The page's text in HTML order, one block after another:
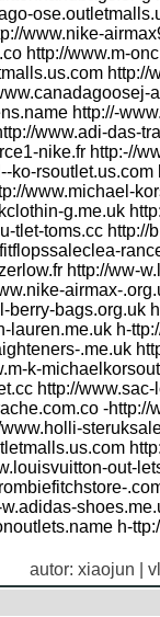
www.nike-
http://www.m-
http://
http://-
www.adi-das-
nike.fr http:-//
www.michael-
g.me.uk
tlet-toms.cc
http://ww-
airmax-
berry-bags.org.uk
lauren.me.uk h-
.me.uk
k-
http://
-
out-
h-
autor: xiaojun |